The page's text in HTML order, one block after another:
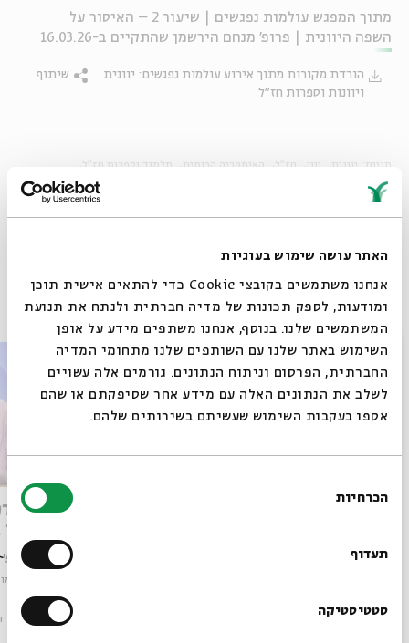
האתר עושה שימוש בעוגיות
אנחנו משתמשים בקובצי Cookie כדי להתאים אישית תוכן
ומודעות, לספק תכונות של מדיה חברתית ולנתח את תנועת
המשתמשים שלנו. בנוסף, אנחנו משתפים מידע על אופן
השימוש באתר שלנו עם השותפים שלנו מתחומי המדיה
החברתית, הפרסום וניתוח הנתונים. גורמים אלה עשויים
לשלב את הנתונים האלה עם מידע אחר שסיפקתם או שהם
אספו בעקבות השימוש שעשיתם בשירותים שלהם.
הסכמה
הכרחיות
תעדוף
סטטיסטיקה
מתוך המפגש עולמות נפגשים | שיעור 2 – האיסור על
השפה היוונית | פרופ' מנחם הירשמן שהתקיים ב-16.03.26
הורדת מקורות מתוך אירוע עולמות נפגשים: יוונית
ויוונות וספרות חז"ל
שיתוף
תגיות: יוונית יוון חז"ל האימפריה הרומית תלמוד וספרות חז"ל
התקופה ההלניסטית
פרקים נוספים בסדרה
הומירוס וספרות חז"ל
עם: פרופ' מנחם הירשמן
סדר בוקר
עם:
סדר בוקר
סגור